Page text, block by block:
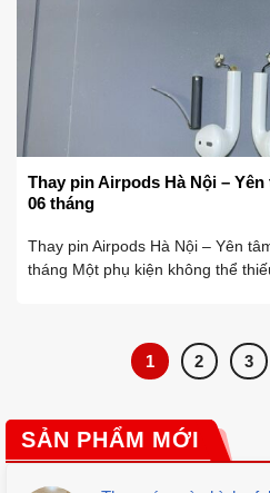
Thay pin Airpods Hà Nội –
06 tháng
Thay pin Airpods Hà Nội – Yên
tháng Một phụ kiện không thể
1 2 3
SẢN PHẨM MỚI